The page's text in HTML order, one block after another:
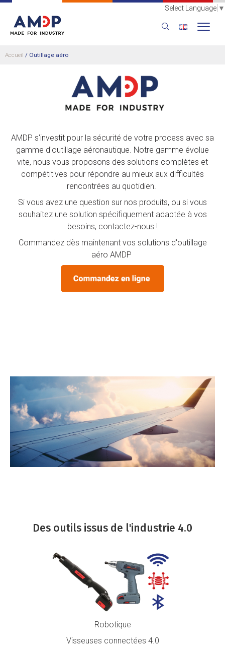
Select Language ▼
Accueil / Outillage aéro
AMDP s'investit pour la sécurité de votre process avec sa
gamme d'outillage aéronautique. Notre gamme évolue
vite, nous vous proposons des solutions complètes et
compétitives pour répondre au mieux aux difficultés
rencontrées au quotidien.
Si vous avez une question sur nos produits, ou si vous
souhaitez une solution spécifiquement adaptée à vos
besoins, contactez-nous !
Commandez dès maintenant vos solutions d'outillage
aéro AMDP
Des outils issus de l'industrie 4.0
Robotique
Visseuses connectées 4.0